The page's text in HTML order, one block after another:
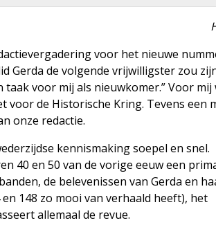
voor het nieuwe
Gerda de volgende vrijwilligster zou
voor mij als nieuwkomer.” Voor mij
de Historische Kring. Tevens een
onze redactie.
kennismaking soepel en snel.
40 en 50 van de vorige eeuw een
de belevenissen van Gerda en
148 zo mooi van verhaald heeft), het
allemaal de revue.